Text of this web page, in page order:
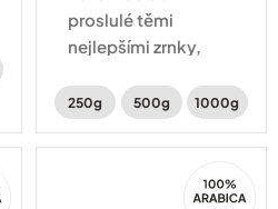
proslulé těmi
nejlepšími zrnky,
typický citrusový
doplňují tóny
250g 500g 1000g
Arabica